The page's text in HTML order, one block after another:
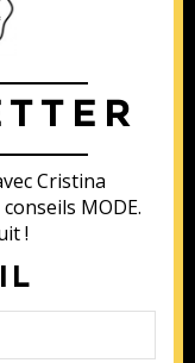
Formations
Contact
Newsletter
Cristina
MODE.
!